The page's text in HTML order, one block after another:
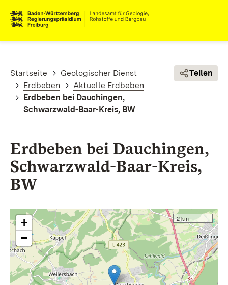
Pfadnavigation
Startseite
Geologischer Dienst
Erdbeben
Aktuelle Erdbeben
Erdbeben bei Dauchingen,
Schwarzwald-Baar-Kreis, BW
Teilen
Erdbeben bei Dauchingen,
Schwarzwald-Baar-Kreis,
BW
+
−
2 km